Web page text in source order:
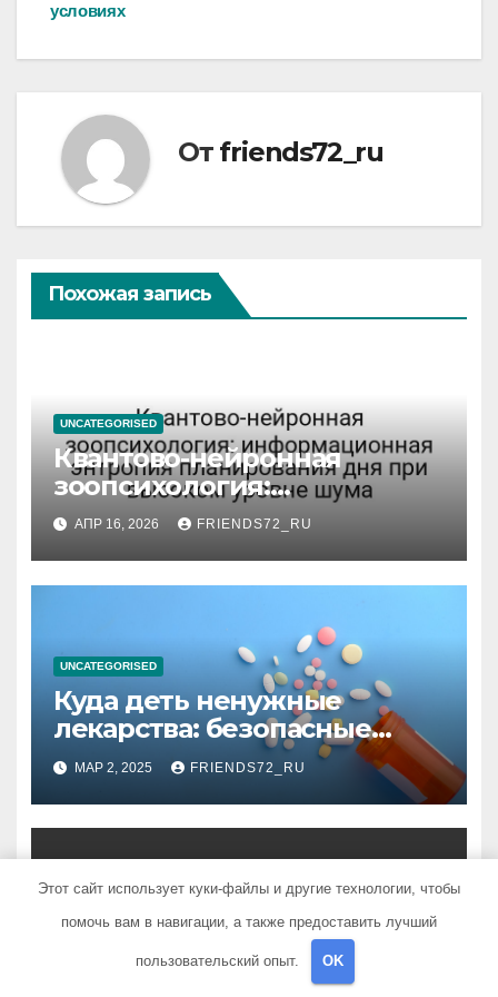
записям
условиях
От friends72_ru
Похожая запись
UNCATEGORISED
Квантово-нейронная
зоопсихология:
информационная энтропия
планирования дня при
высоком уровне шума
АПР 16, 2026 FRIENDS72_RU
UNCATEGORISED
Куда деть ненужные
лекарства: безопасные
способы утилизации
МАР 2, 2025 FRIENDS72_RU
Способы расчета расхода
теплоносителя для
Этот сайт использует куки-файлы и другие технологии, чтобы
помочь вам в навигации, а также предоставить лучший
пользовательский опыт. OK